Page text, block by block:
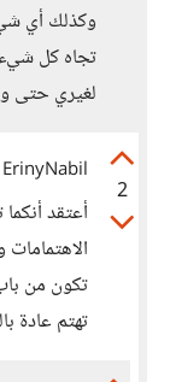
وكذلك أي
تجاه كل شيء
لغيري حتى
2
ErinyNabil
أعتقد
تكون من
تهتم عادة